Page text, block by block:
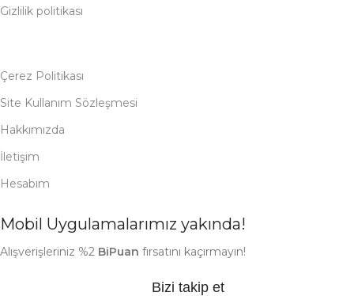
Gizlilik politikası
Çerez Politikası
Site Kullanım Sözleşmesi
Hakkımızda
İletişim
Hesabım
Mobil Uygulamalarımız yakında!
Alışverişleriniz %2 BiPuan fırsatını kaçırmayın!
Bizi takip et